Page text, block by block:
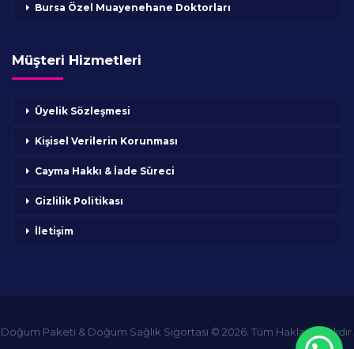
Bursa Özel Muayenehane Doktorları
Müşteri Hizmetleri
Üyelik Sözleşmesi
Kişisel Verilerin Korunması
Cayma Hakkı & İade Süreci
Gizlilik Politikası
İletişim
Doğum Paketi & Doğum Sağlık Sigortası © 2026. Tüm Hakları Saklıdır.